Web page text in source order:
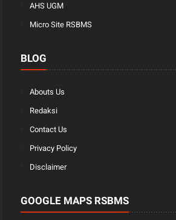
AHS UGM
Micro Site RSBMS
BLOG
Abouts Us
Redaksi
Contact Us
Privacy Policy
Disclaimer
GOOGLE MAPS RSBMS